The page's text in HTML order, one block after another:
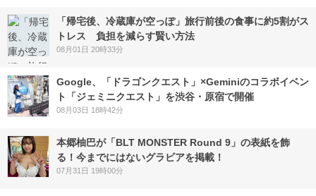
「帰宅後、冷蔵庫が空っぽ」旅行前後の食事に約5割がス
トレス 負担を減らす賢い方法
08月01日 20時33分
Google、「ドラゴンクエスト」×Geminiのコラボイベン
ト「ジェミニクエスト」を渋谷・原宿で開催
08月03日 18時42分
本郷柚巴が「BLT MONSTER Round 9」の表紙を飾
る！今までにはないグラビアを掲載！
07月31日 19時00分